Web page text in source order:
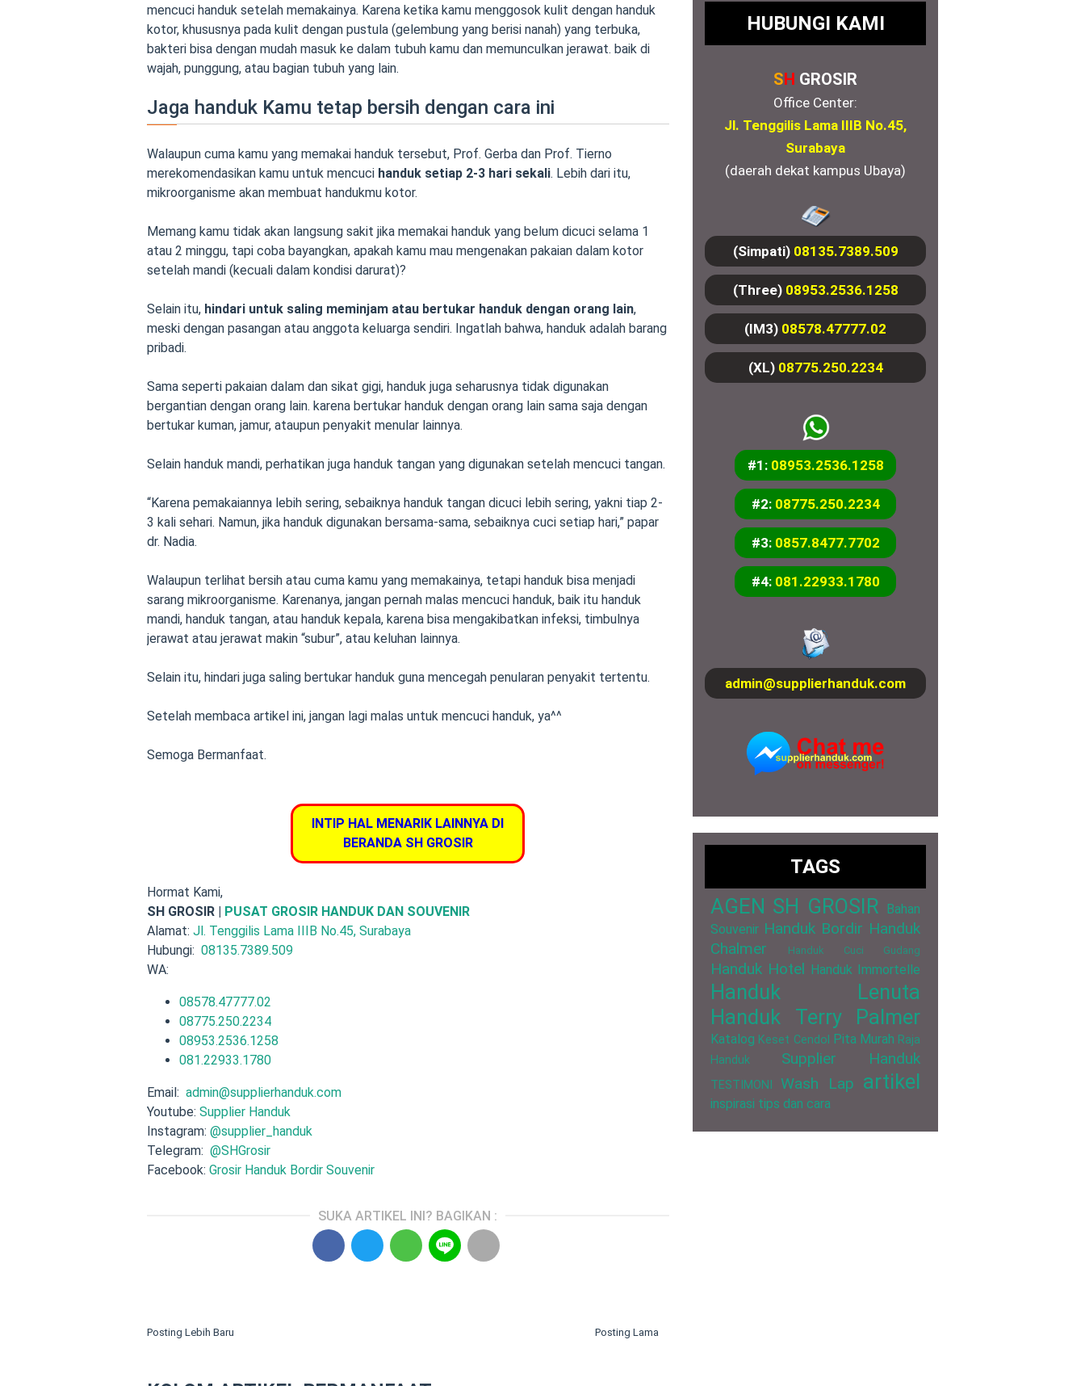
mencuci handuk setelah memakainya. Karena ketika kamu menggosok kulit dengan handuk
kotor, khususnya pada kulit dengan pustula (gelembung yang berisi nanah) yang terbuka,
bakteri bisa dengan mudah masuk ke dalam tubuh kamu dan memunculkan jerawat. baik di
wajah, punggung, atau bagian tubuh yang lain.
Jaga handuk Kamu tetap bersih dengan cara ini
Walaupun cuma kamu yang memakai handuk tersebut, Prof. Gerba dan Prof. Tierno
merekomendasikan kamu untuk mencuci handuk setiap 2-3 hari sekali. Lebih dari itu,
mikroorganisme akan membuat handukmu kotor.
Memang kamu tidak akan langsung sakit jika memakai handuk yang belum dicuci selama 1
atau 2 minggu, tapi coba bayangkan, apakah kamu mau mengenakan pakaian dalam kotor
setelah mandi (kecuali dalam kondisi darurat)?
Selain itu, hindari untuk saling meminjam atau bertukar handuk dengan orang lain,
meski dengan pasangan atau anggota keluarga sendiri. Ingatlah bahwa, handuk adalah barang
pribadi.
Sama seperti pakaian dalam dan sikat gigi, handuk juga seharusnya tidak digunakan
bergantian dengan orang lain. karena bertukar handuk dengan orang lain sama saja dengan
bertukar kuman, jamur, ataupun penyakit menular lainnya.
Selain handuk mandi, perhatikan juga handuk tangan yang digunakan setelah mencuci tangan.
“Karena pemakaiannya lebih sering, sebaiknya handuk tangan dicuci lebih sering, yakni tiap 2-
3 kali sehari. Namun, jika handuk digunakan bersama-sama, sebaiknya cuci setiap hari,” papar
dr. Nadia.
Walaupun terlihat bersih atau cuma kamu yang memakainya, tetapi handuk bisa menjadi
sarang mikroorganisme. Karenanya, jangan pernah malas mencuci handuk, baik itu handuk
mandi, handuk tangan, atau handuk kepala, karena bisa mengakibatkan infeksi, timbulnya
jerawat atau jerawat makin “subur”, atau keluhan lainnya.
Selain itu, hindari juga saling bertukar handuk guna mencegah penularan penyakit tertentu.
Setelah membaca artikel ini, jangan lagi malas untuk mencuci handuk, ya^^
Semoga Bermanfaat.
INTIP HAL MENARIK LAINNYA DI
BERANDA SH GROSIR
Hormat Kami,
SH GROSIR |
PUSAT GROSIR HANDUK DAN SOUVENIR
Alamat: Jl. Tenggilis Lama IIIB No.45, Surabaya
Hubungi: 08135.7389.509
WA:
08578.47777.02
08775.250.2234
08953.2536.1258
081.22933.1780
Email: admin@supplierhanduk.com
Youtube: Supplier Handuk
Instagram: @supplier_handuk
Telegram: @SHGrosir
Facebook: Grosir Handuk Bordir Souvenir
SUKA ARTIKEL INI? BAGIKAN :
Posting Lebih Baru Posting Lama
HUBUNGI KAMI
SH GROSIR
Office Center:
Jl. Tenggilis Lama IIIB No.45,
Surabaya
(daerah dekat kampus Ubaya)
(Simpati) 08135.7389.509
(Three) 08953.2536.1258
(IM3) 08578.47777.02
(XL) 08775.250.2234
#1: 08953.2536.1258
#2: 08775.250.2234
#3: 0857.8477.7702
#4: 081.22933.1780
admin@supplierhanduk.com
TAGS
AGEN SH GROSIR Bahan
Souvenir Handuk Bordir Handuk
Chalmer
Handuk Cuci Gudang
Handuk Hotel Handuk Immortelle
Handuk Lenuta
Handuk Terry Palmer
Katalog Keset Cendol Pita Murah Raja
Handuk
Supplier Handuk
TESTIMONI Wash Lap artikel
inspirasi tips dan cara